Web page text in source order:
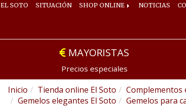
EL SOTO SITUACIÓN SHOP ONLINE NOTICIAS
MAYORISTAS
Precios especiales
Inicio Tienda online El Soto
Complementos
Gemelos elegantes El Soto
Gemelos para